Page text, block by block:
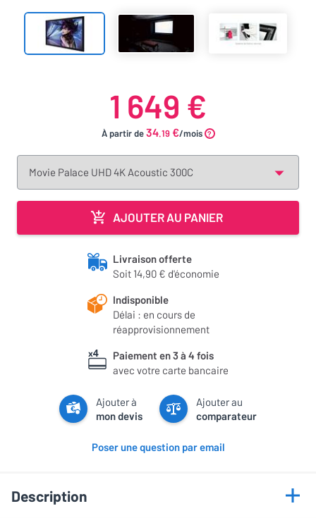
1 649 €
À partir de34.19€/mois
AJOUTER AU PANIER
Livraison offerte
Soit 14,90 € d'économie
Indisponible
Délai : en cours de
réapprovisionnement
Paiement en 3 à 4 fois
avec votre carte bancaire
Ajouter à
mon devis
Ajouter au
comparateur
Poser une question par email
Description